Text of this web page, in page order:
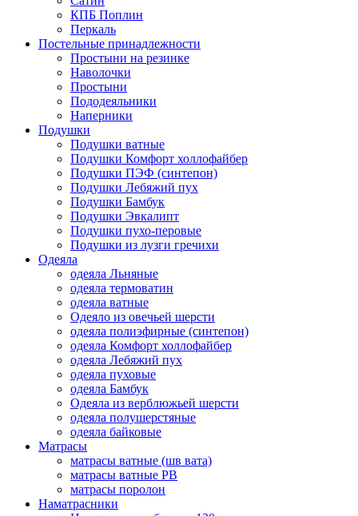
КПБ Поплин
Перкаль
Постельные принадлежности
Простыни на резинке
Наволочки
Простыни
Пододеяльники
Наперники
Подушки
Подушки ватные
Подушки Комфорт холлофайбер
Подушки ПЭФ (синтепон)
Подушки Лебяжий пух
Подушки Бамбук
Подушки Эвкалипт
Подушки пухо-перовые
Подушки из лузги гречихи
Одеяла
одеяла Льняные
одеяла термоватин
одеяла ватные
Одеяло из овечьей шерсти
одеяла полиэфирные (синтепон)
одеяла Комфорт холлофайбер
одеяла Лебяжий пух
одеяла пуховые
одеяла Бамбук
Одеяла из верблюжьей шерсти
одеяла полушерстяные
одеяла байковые
Матрасы
матрасы ватные (шв вата)
матрасы ватные РВ
матрасы поролон
Наматрасники